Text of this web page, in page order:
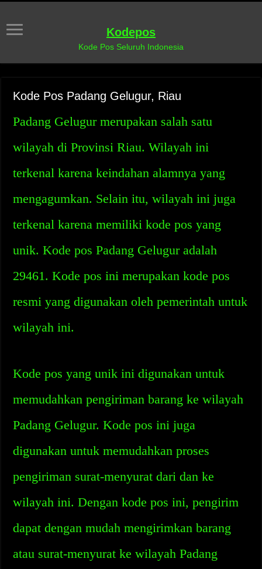
Kodepos
Kode Pos Seluruh Indonesia
Kode Pos Padang Gelugur, Riau
Padang Gelugur merupakan salah satu
wilayah di Provinsi Riau. Wilayah ini
terkenal karena keindahan alamnya yang
mengagumkan. Selain itu, wilayah ini juga
terkenal karena memiliki kode pos yang
unik. Kode pos Padang Gelugur adalah
29461. Kode pos ini merupakan kode pos
resmi yang digunakan oleh pemerintah untuk
wilayah ini.
Kode pos yang unik ini digunakan untuk
memudahkan pengiriman barang ke wilayah
Padang Gelugur. Kode pos ini juga
digunakan untuk memudahkan proses
pengiriman surat-menyurat dari dan ke
wilayah ini. Dengan kode pos ini, pengirim
dapat dengan mudah mengirimkan barang
atau surat-menyurat ke wilayah Padang